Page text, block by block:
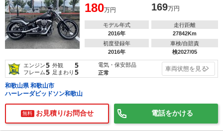
180万円 169万円
モデル年式
2016年
走行距離
27842Km
初度登録年
2016年
車検/自賠責
検2027/05
エンジン5 外観 5
フレーム5 足まわり 5
電気・保安部品
正常
車両状態を見る
和歌山県 和歌山市
ハーレーダビッドソン和歌山
無料 お見積り/お問合せ 電話をかける